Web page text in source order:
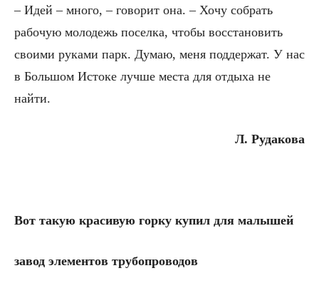
– Идей – много, – говорит она. – Хочу собрать
рабочую молодежь поселка, чтобы восстановить
своими руками парк. Думаю, меня поддержат. У нас
в Большом Истоке лучше места для отдыха не
найти.
Л. Рудакова
Вот такую красивую горку купил для малышей
завод элементов трубопроводов